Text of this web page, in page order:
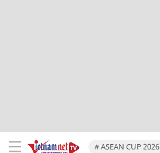
# ASEAN CUP 2026